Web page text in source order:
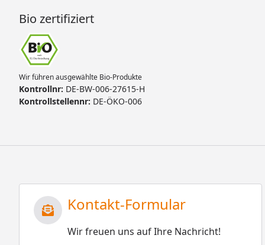
Bio zertifiziert
Wir führen ausgewählte Bio-Produkte
Kontrollnr: DE-BW-006-27615-H
Kontrollstellennr: DE-ÖKO-006
Kontakt-Formular
Wir freuen uns auf Ihre Nachricht!